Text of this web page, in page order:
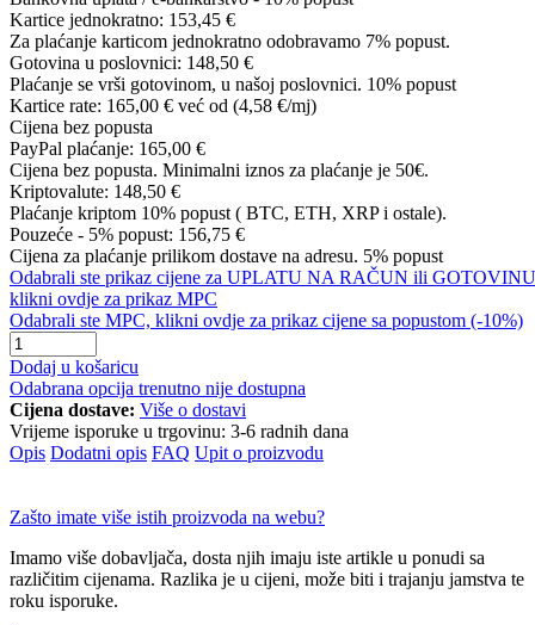
Kartice jednokratno: 153,45 €
Za plaćanje karticom jednokratno odobravamo 7% popust.
Gotovina u poslovnici: 148,50 €
Plaćanje se vrši gotovinom, u našoj poslovnici. 10% popust
Kartice rate: 165,00 € već od (4,58 €/mj)
Cijena bez popusta
PayPal plaćanje: 165,00 €
Cijena bez popusta. Minimalni iznos za plaćanje je 50€.
Kriptovalute: 148,50 €
Plaćanje kriptom 10% popust ( BTC, ETH, XRP i ostale).
Pouzeće - 5% popust: 156,75 €
Cijena za plaćanje prilikom dostave na adresu. 5% popust
Odabrali ste prikaz cijene za UPLATU NA RAČUN ili
klikni ovdje za prikaz MPC
Odabrali ste MPC, klikni ovdje za prikaz cijene sa popustom (-10%)
Dodaj u košaricu
Odabrana opcija trenutno nije dostupna
Cijena dostave: Više o dostavi
Vrijeme isporuke u trgovinu: 3-6 radnih dana
Opis Dodatni opis FAQ Upit o proizvodu
Zašto imate više istih proizvoda na webu?
Imamo više dobavljača, dosta njih imaju iste artikle u ponudi sa
različitim cijenama. Razlika je u cijeni, može biti i trajanju jamstva te
roku isporuke.